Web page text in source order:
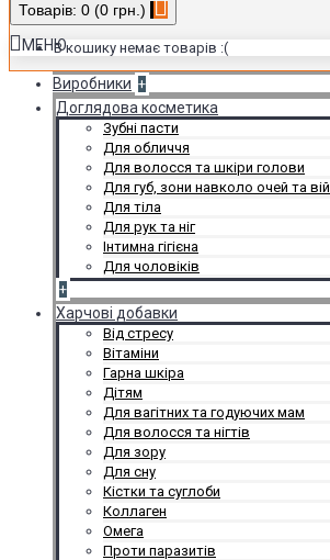
Товарів: 0 (0 грн.)
В кошику немає товарів :(
МЕНЮ
Виробники +
Доглядова косметика
Зубні пасти
Для обличчя
Для волосся та шкіри голови
Для губ, зони навколо очей та вій
Для тіла
Для рук та ніг
Інтимна гігієна
Для чоловіків
+
Харчові добавки
Від стресу
Вітаміни
Гарна шкіра
Дітям
Для вагітних та годуючих мам
Для волосся та нігтів
Для зору
Для сну
Кістки та суглоби
Коллаген
Омега
Проти паразитів